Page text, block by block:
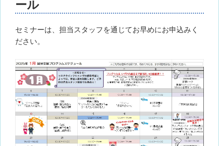
ール
セミナーは、担当スタッフを通じてお早めにお申込みく
ださい。